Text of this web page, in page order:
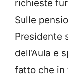
richieste
Sulle
Presidente
dell’Aula e
fatto che in